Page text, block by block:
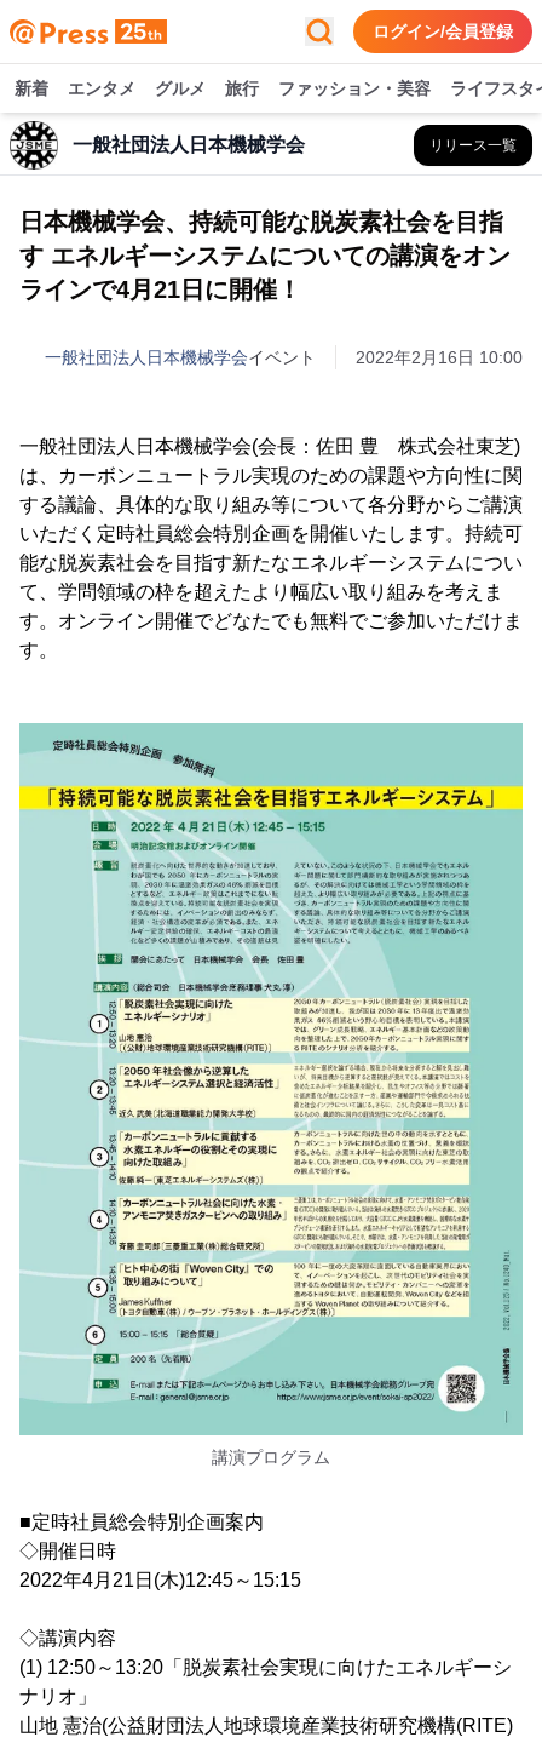
ログイン/会員登録
新着 エンタメ グルメ 旅行 ファッション・美容 ライフスタ
一般社団法人日本機械学会 リリース一覧
日本機械学会、持続可能な脱炭素社会を目指
す エネルギーシステムについての講演をオン
ラインで4月21日に開催！
一般社団法人日本機械学会イベント 2022年2月16日 10:00
一般社団法人日本機械学会(会長：佐田 豊 株式会社東芝)
は、カーボンニュートラル実現のための課題や方向性に関
する議論、具体的な取り組み等について各分野からご講演
いただく定時社員総会特別企画を開催いたします。持続可
能な脱炭素社会を目指す新たなエネルギーシステムについ
て、学問領域の枠を超えたより幅広い取り組みを考えま
す。オンライン開催でどなたでも無料でご参加いただけま
す。
講演プログラム
■定時社員総会特別企画案内
◇開催日時
2022年4月21日(木)12:45～15:15
◇講演内容
(1) 12:50～13:20「脱炭素社会実現に向けたエネルギーシ
ナリオ」
山地 憲治(公益財団法人地球環境産業技術研究機構(RITE)